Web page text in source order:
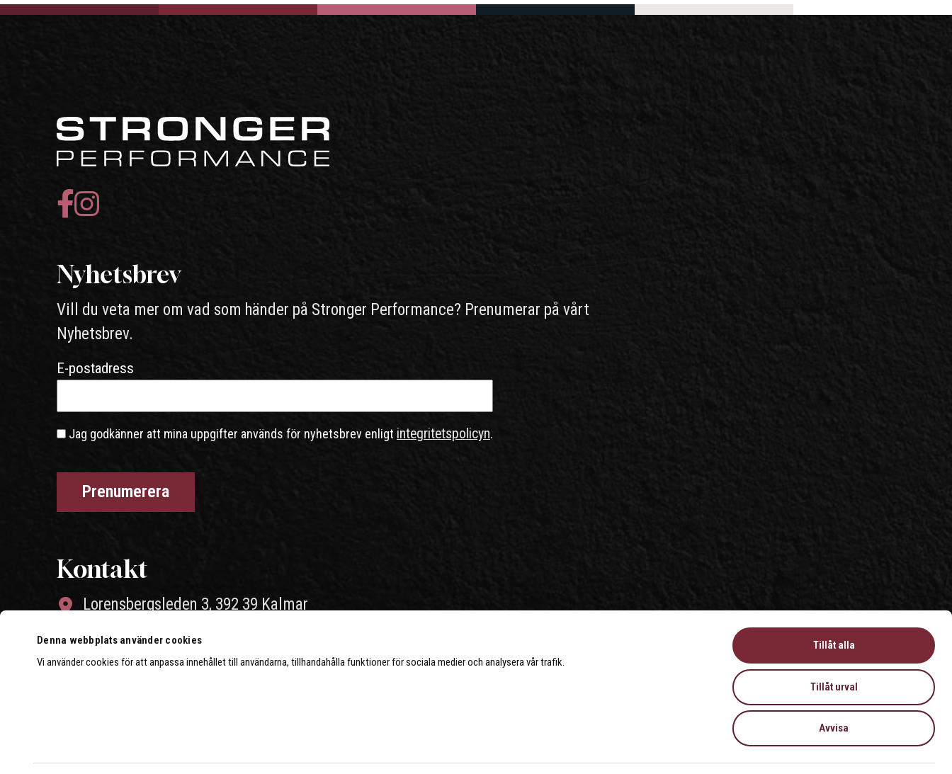
Denna webbplats använder cookies
Vi använder cookies för att anpassa innehållet till användarna, tillhandahålla funktioner för sociala medier och analysera vår trafik.
Tillåt alla
Tillåt urval
Avvisa
Nyhetsbrev
Vill du veta mer om vad som händer på Stronger Performance? Prenumerar på vårt
Nyhetsbrev.
E-postadress
Jag godkänner att mina uppgifter används för nyhetsbrev enligt integritetspolicyn.
Kontakt
Lorensbergsleden 3, 392 39 Kalmar
010-26 46 004
info@strongerperformance.se